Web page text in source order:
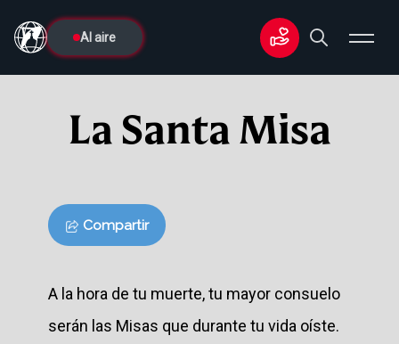
Al aire
La Santa Misa
Compartir
A la hora de tu muerte, tu mayor consuelo
serán las Misas que durante tu vida oíste.